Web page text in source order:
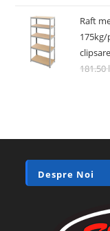
Raft
175kg/
181.50
Despre Noi